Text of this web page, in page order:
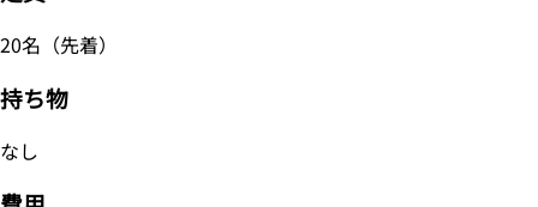
20名（先着）
持ち物
なし